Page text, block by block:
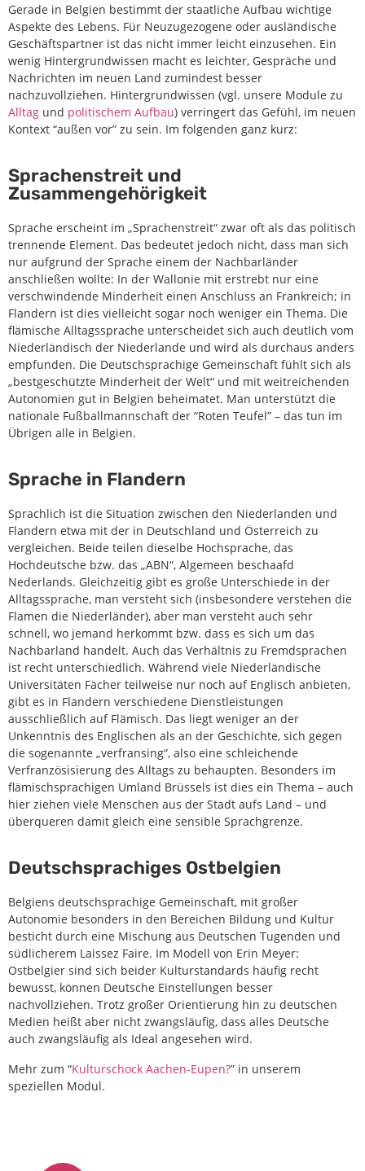
Gerade in Belgien bestimmt der staatliche Aufbau wichtige
Aspekte des Lebens. Für Neuzugezogene oder ausländische
Geschäftspartner ist das nicht immer leicht einzusehen. Ein
wenig Hintergrundwissen macht es leichter, Gespräche und
Nachrichten im neuen Land zumindest besser
nachzuvollziehen. Hintergrundwissen (vgl. unsere Module zu
Alltag und politischem Aufbau) verringert das Gefühl, im neuen
Kontext “außen vor” zu sein. Im folgenden ganz kurz:
Sprachenstreit und
Zusammengehörigkeit
Sprache erscheint im „Sprachenstreit“ zwar oft als das politisch
trennende Element. Das bedeutet jedoch nicht, dass man sich
nur aufgrund der Sprache einem der Nachbarländer
anschließen wollte: In der Wallonie mit erstrebt nur eine
verschwindende Minderheit einen Anschluss an Frankreich; in
Flandern ist dies vielleicht sogar noch weniger ein Thema. Die
flämische Alltagssprache unterscheidet sich auch deutlich vom
Niederländisch der Niederlande und wird als durchaus anders
empfunden. Die Deutschsprachige Gemeinschaft fühlt sich als
„bestgeschützte Minderheit der Welt“ und mit weitreichenden
Autonomien gut in Belgien beheimatet. Man unterstützt die
nationale Fußballmannschaft der “Roten Teufel” – das tun im
Übrigen alle in Belgien.
Sprache in Flandern
Sprachlich ist die Situation zwischen den Niederlanden und
Flandern etwa mit der in Deutschland und Österreich zu
vergleichen. Beide teilen dieselbe Hochsprache, das
Hochdeutsche bzw. das „ABN“, Algemeen beschaafd
Nederlands. Gleichzeitig gibt es große Unterschiede in der
Alltagssprache, man versteht sich (insbesondere verstehen die
Flamen die Niederländer), aber man versteht auch sehr
schnell, wo jemand herkommt bzw. dass es sich um das
Nachbarland handelt. Auch das Verhältnis zu Fremdsprachen
ist recht unterschiedlich. Während viele Niederländische
Universitäten Fächer teilweise nur noch auf Englisch anbieten,
gibt es in Flandern verschiedene Dienstleistungen
ausschließlich auf Flämisch. Das liegt weniger an der
Unkenntnis des Englischen als an der Geschichte, sich gegen
die sogenannte „verfransing“, also eine schleichende
Verfranzösisierung des Alltags zu behaupten. Besonders im
flämischsprachigen Umland Brüssels ist dies ein Thema – auch
hier ziehen viele Menschen aus der Stadt aufs Land – und
überqueren damit gleich eine sensible Sprachgrenze.
Deutschsprachiges Ostbelgien
Belgiens deutschsprachige Gemeinschaft, mit großer
Autonomie besonders in den Bereichen Bildung und Kultur
besticht durch eine Mischung aus Deutschen Tugenden und
südlicherem Laissez Faire. Im Modell von Erin Meyer:
Ostbelgier sind sich beider Kulturstandards häufig recht
bewusst, können Deutsche Einstellungen besser
nachvollziehen. Trotz großer Orientierung hin zu deutschen
Medien heißt aber nicht zwangsläufig, dass alles Deutsche
auch zwangsläufig als Ideal angesehen wird.
Mehr zum “Kulturschock Aachen-Eupen?” in unserem
speziellen Modul.